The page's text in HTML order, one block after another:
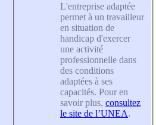
L'entreprise adaptée
permet à un travailleur
en situation de
handicap d'exercer
une activité
professionnelle dans
des conditions
adaptées à ses
capacités. Pour en
savoir plus, consultez
le site de l’UNEA.